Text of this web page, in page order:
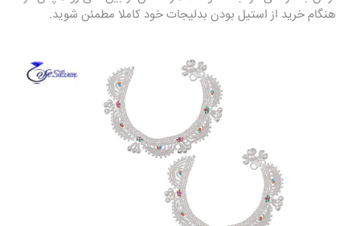
هنگام خرید از استیل بودن بدلیجات خود کاملا مطمئن شوید.